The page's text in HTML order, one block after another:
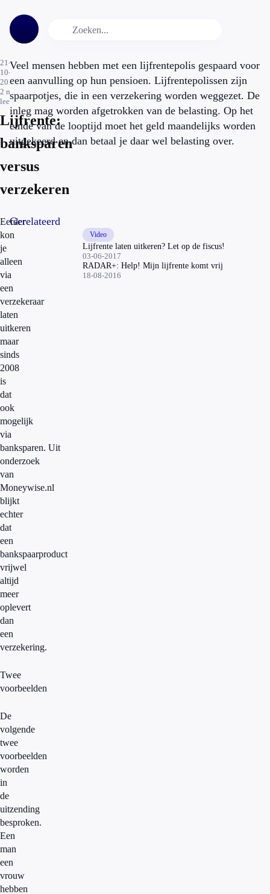
21-
10-
2013
2 min.
leestijd
Lijfrente:
banksparen
versus
verzekeren
Veel mensen hebben met een lijfrentepolis gespaard voor
een aanvulling op hun pensioen. Lijfrentepolissen zijn
spaarpotjes, die in een verzekering worden weggezet. De
inleg mag worden afgetrokken van de belasting. Op het
einde van de looptijd moet het geld maandelijks worden
uitgekeerd en dan betaal je daar wel belasting over.
Eerder
kon
je
alleen
via
een
verzekeraar
laten
uitkeren
maar
sinds
2008
is
dat
ook
mogelijk
via
banksparen. Uit
onderzoek
van
Moneywise.nl
blijkt
echter
dat
een
bankspaarproduct
vrijwel
altijd
meer
oplevert
dan
een
verzekering.
Twee
voorbeelden
De
volgende
twee
voorbeelden
worden
in
de
uitzending
besproken.
Een
man
een
vrouw
hebben
Gerelateerd
Video
Lijfrente laten uitkeren? Let op de fiscus!
03-06-2017
RADAR+: Help! Mijn lijfrente komt vrij
18-08-2016